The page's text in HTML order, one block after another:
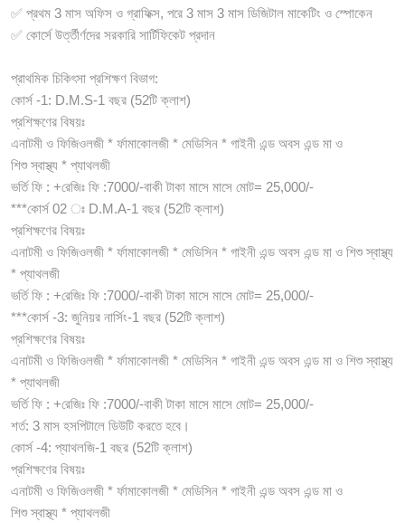
✅ প্রথম 3 মাস অফিস ও গ্রাফিক্স, পরে 3 মাস 3 মাস ডিজিটাল মাকেটিং ও স্পোকেন
✅ কোর্সে উর্ত্তীর্ণদের সরকারি সার্টিফিকেট প্রদান
প্রাথমিক চিকিৎসা প্রশিক্ষণ বিভাগ:
কোর্স -1: D.M.S-1 বছর (52টি ক্লাশ)
প্রশিক্ষণের বিষয়ঃ
এনাটমী ও ফিজিওলজী * র্ফামাকোলজী * মেডিসিন * গাইনী এন্ড অবস এন্ড মা ও
শিশু স্বাস্থ্য * প্যাথলজী
ভর্তি ফি : +রেজিঃ ফি :7000/-বাকী টাকা মাসে মাসে মোট= 25,000/-
***কোর্স 02 ঃ D.M.A-1 বছর (52টি ক্লাশ)
প্রশিক্ষণের বিষয়ঃ
এনাটমী ও ফিজিওলজী * র্ফামাকোলজী * মেডিসিন * গাইনী এন্ড অবস এন্ড মা ও শিশু স্বাস্থ্য
* প্যাথলজী
ভর্তি ফি : +রেজিঃ ফি :7000/-বাকী টাকা মাসে মাসে মোট= 25,000/-
***কোর্স -3: জুনিয়র নার্সিং-1 বছর (52টি ক্লাশ)
প্রশিক্ষণের বিষয়ঃ
এনাটমী ও ফিজিওলজী * র্ফামাকোলজী * মেডিসিন * গাইনী এন্ড অবস এন্ড মা ও শিশু স্বাস্থ্য
* প্যাথলজী
ভর্তি ফি : +রেজিঃ ফি :7000/-বাকী টাকা মাসে মাসে মোট= 25,000/-
শর্ত: 3 মাস হসপিটালে ডিউটি করতে হবে।
কোর্স -4: প্যাথলজি-1 বছর (52টি ক্লাশ)
প্রশিক্ষণের বিষয়ঃ
এনাটমী ও ফিজিওলজী * র্ফামাকোলজী * মেডিসিন * গাইনী এন্ড অবস এন্ড মা ও
শিশু স্বাস্থ্য * প্যাথলজী